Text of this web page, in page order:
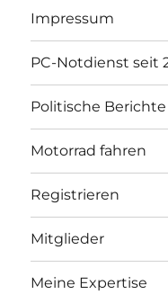
Impressum
PC-Notdienst seit
Politische Berichte
Motorrad fahren
Registrieren
Mitglieder
Meine Expertise